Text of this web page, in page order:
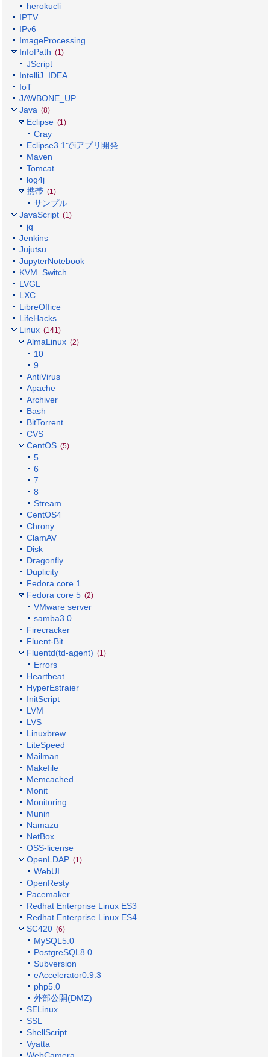
herokucli
IPTV
IPv6
ImageProcessing
InfoPath (1)
JScript
IntelliJ_IDEA
IoT
JAWBONE_UP
Java (8)
Eclipse (1)
Cray
Eclipse3.1でiアプリ開発
Maven
Tomcat
log4j
携帯 (1)
サンプル
JavaScript (1)
jq
Jenkins
Jujutsu
JupyterNotebook
KVM_Switch
LVGL
LXC
LibreOffice
LifeHacks
Linux (141)
AlmaLinux (2)
10
9
AntiVirus
Apache
Archiver
Bash
BitTorrent
CVS
CentOS (5)
5
6
7
8
Stream
CentOS4
Chrony
ClamAV
Disk
Dragonfly
Duplicity
Fedora core 1
Fedora core 5 (2)
VMware server
samba3.0
Firecracker
Fluent-Bit
Fluentd(td-agent) (1)
Errors
Heartbeat
HyperEstraier
InitScript
LVM
LVS
Linuxbrew
LiteSpeed
Mailman
Makefile
Memcached
Monit
Monitoring
Munin
Namazu
NetBox
OSS-license
OpenLDAP (1)
WebUI
OpenResty
Pacemaker
Redhat Enterprise Linux ES3
Redhat Enterprise Linux ES4
SC420 (6)
MySQL5.0
PostgreSQL8.0
Subversion
eAccelerator0.9.3
php5.0
外部公開(DMZ)
SELinux
SSL
ShellScript
Vyatta